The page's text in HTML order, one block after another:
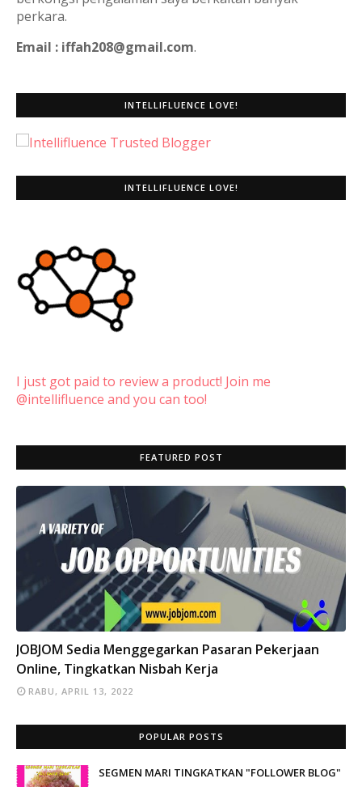
perkara.
Email : iffah208@gmail.com.
INTELLIFLUENCE LOVE!
INTELLIFLUENCE LOVE!
I just got paid to review a product! Join me
@intellifluence and you can too!
FEATURED POST
INFO
JOBJOM Sedia Menggegarkan Pasaran Pekerjaan
Online, Tingkatkan Nisbah Kerja
RABU, APRIL 13, 2022
POPULAR POSTS
SEGMEN MARI TINGKATKAN "FOLLOWER BLOG"